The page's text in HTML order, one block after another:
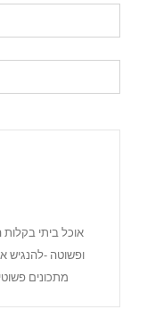
אוכל ביתי
ופשוטה -
מתכונים